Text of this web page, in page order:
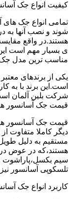
کیفیت انواع جک
تمامی انواع جک های
شوند و نصب آنها به
هستند.در واقع
ی بسیار مهم است
مناسب ترین مدل جک
یکی از برندهای
است.این برند با به
شرکت بلین آلمان
قیمت جک آسانسور
قیمت جک آسانسور
دیگر کاملا متفاوت
مستقیم به دلیل
هستند،که در عوض
سیم
تلسکوپی آسانسور
کاربرد انواع جک